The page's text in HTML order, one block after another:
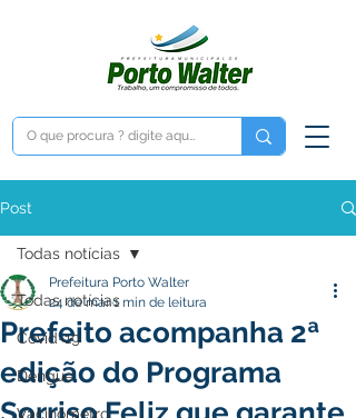
Post
Todas notícias
Covid-19
Dengue
Vacinômetro
Todas notícias
Prefeito acompanha 2ª
edição do Programa
Prefeitura Porto Walter
24 de mar.1 min de leitura